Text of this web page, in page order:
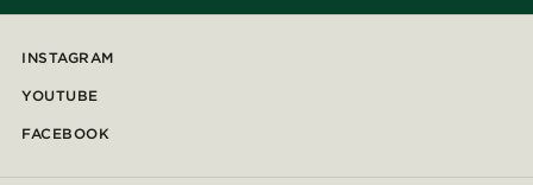
INSTAGRAM
YOUTUBE
FACEBOOK